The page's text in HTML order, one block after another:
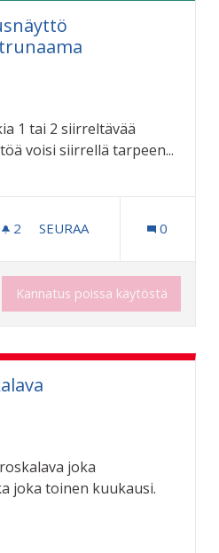
1 tai 2 siirreltävää
voisi siirrellä tarpeen...
Yhteisöllisyys
2 2 SEURAAJAA
SEURAA 0
Kannatus poissa käytöstä
joka
joka toinen kuukausi.
Ekologisuus